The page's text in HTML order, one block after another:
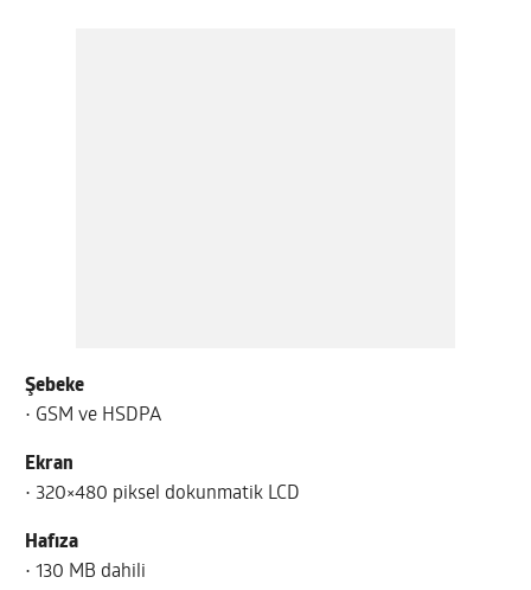
Şebeke
• GSM ve HSDPA
Ekran
• 320×480 piksel dokunmatik LCD
Hafıza
• 130 MB dahili